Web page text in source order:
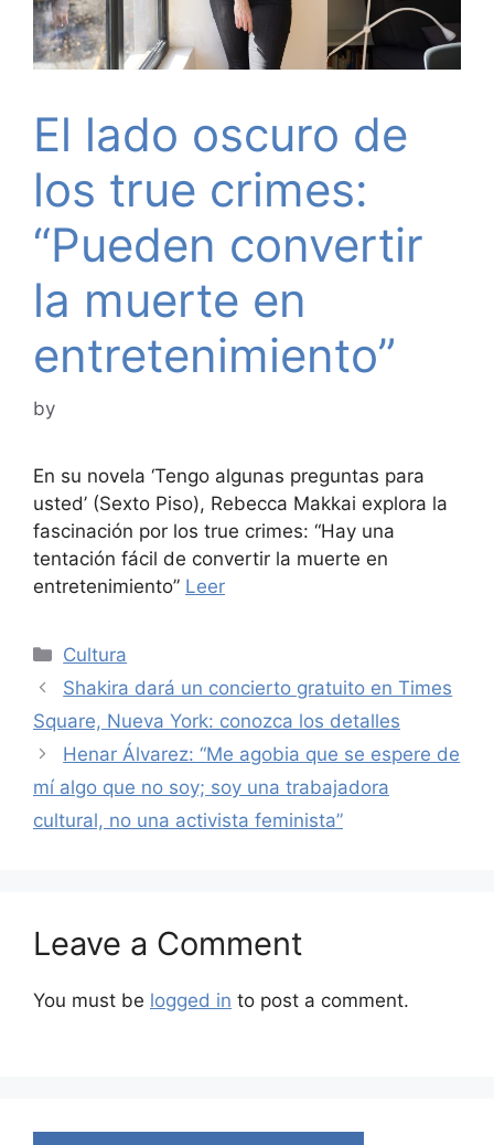
El lado oscuro de
los true crimes:
“Pueden convertir
la muerte en
entretenimiento”
by
En su novela ‘Tengo algunas preguntas para
usted’ (Sexto Piso), Rebecca Makkai explora la
fascinación por los true crimes: “Hay una
tentación fácil de convertir la muerte en
entretenimiento” Leer
Categories
Cultura
Shakira dará un concierto gratuito en Times
Square, Nueva York: conozca los detalles
Henar Álvarez: “Me agobia que se espere de
mí algo que no soy; soy una trabajadora
cultural, no una activista feminista”
Leave a Comment
You must be logged in to post a comment.